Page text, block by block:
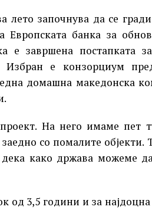
започнува да се
банка за
е завршена постапката
Избран е конзорциум
домашна македонска
На него имаме пет
со помалите објекти.
како држава можеме
од 3,5 години и за